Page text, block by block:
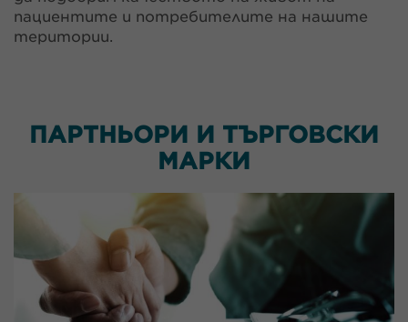
пациентите и потребителите на нашите
територии.
ПАРТНЬОРИ И ТЪРГОВСКИ
МАРКИ